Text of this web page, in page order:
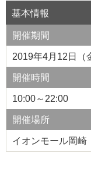
基本情報
開催期間
2019年4月12日（
開催時間
10:00～22:00
開催場所
イオンモール岡崎